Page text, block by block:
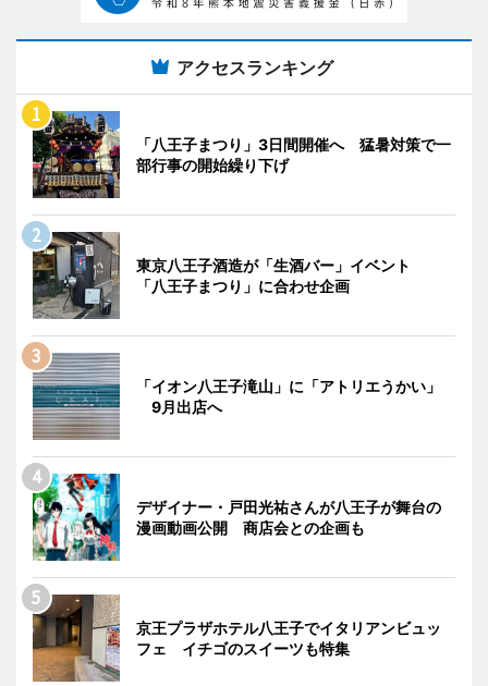
アクセスランキング
「八王子まつり」3日間開催へ 猛暑対策で一
部行事の開始繰り下げ
東京八王子酒造が「生酒バー」イベント
「八王子まつり」に合わせ企画
「イオン八王子滝山」に「アトリエうかい」
9月出店へ
デザイナー・戸田光祐さんが八王子が舞台の
漫画動画公開 商店会との企画も
京王プラザホテル八王子でイタリアンビュッ
フェ イチゴのスイーツも特集